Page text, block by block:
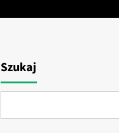
Szukaj